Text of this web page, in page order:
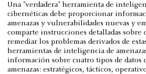
Una "verdadera" herramienta de
cibernéticas debe proporcionar
amenazas y vulnerabilidades nuevas y
comparte instrucciones detalladas sobre
remediar los problemas derivados de
herramientas de inteligencia de
información sobre cuatro tipos de datos
amenazas: estratégicos, tácticos,